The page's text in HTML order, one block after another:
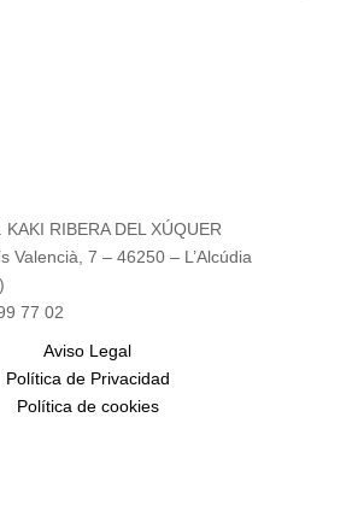
KAKI RIBERA DEL XÚQUER
Valencià, 7 – 46250 – L’Alcúdia
77 02
Aviso Legal
Política de Privacidad
Política de cookies